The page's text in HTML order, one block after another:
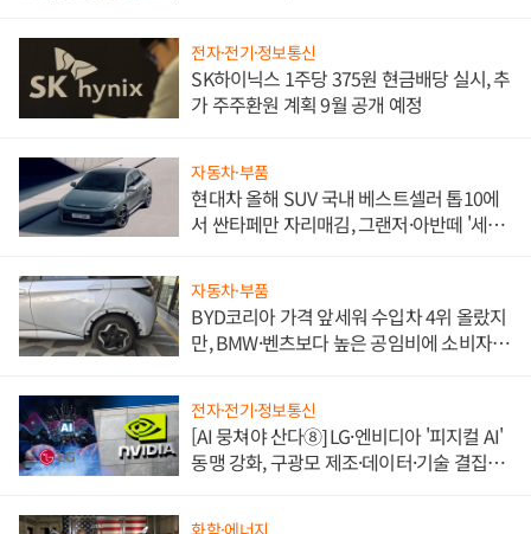
전자·전기·정보통신
SK하이닉스 1주당 375원 현금배당 실시, 추
가 주주환원 계획 9월 공개 예정
자동차·부품
현대차 올해 SUV 국내 베스트셀러 톱10에
서 싼타페만 자리매김, 그랜저·아반떼 '세단
자동차·부품
BYD코리아 가격 앞세워 수입차 4위 올랐지
만, BMW·벤츠보다 높은 공임비에 소비자
전자·전기·정보통신
[AI 뭉쳐야 산다⑧] LG·엔비디아 '피지컬 AI'
동맹 강화, 구광모 제조·데이터·기술 결집
화학·에너지